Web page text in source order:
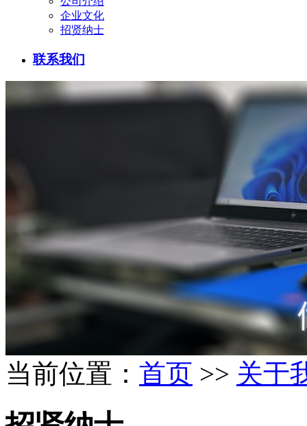
企业文化
招贤纳士
联系我们
当前位置： 首页 >> 关于